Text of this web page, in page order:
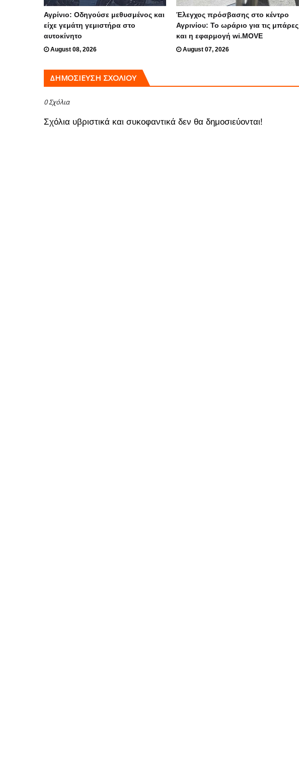
Αγρίνιο: Οδηγούσε μεθυσμένος και
είχε γεμάτη γεμιστήρα στο
αυτοκίνητο
August 08, 2026
Έλεγχος πρόσβασης στο κέντρο
Αγρινίου: Το ωράριο για τις μπάρες
και η εφαρμογή wi.MOVE
August 07, 2026
ΔΗΜΟΣΊΕΥΣΗ ΣΧΟΛΊΟΥ
0 Σχόλια
Σχόλια υβριστικά και συκοφαντικά δεν θα δημοσιεύονται!